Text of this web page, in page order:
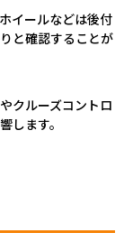
イールなどは後付
と確認することが
クルーズコントロ
します。